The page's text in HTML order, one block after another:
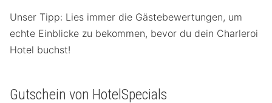
Unser Tipp: Lies immer die Gästebewertungen, um
echte Einblicke zu bekommen, bevor du dein Charleroi
Hotel buchst!
Gutschein von HotelSpecials